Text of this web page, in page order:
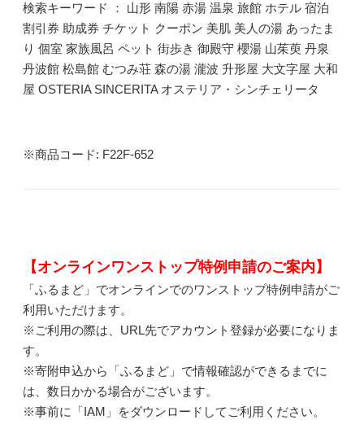
検索キーワード ： 山形 南陽 赤湯 温泉 旅館 ホテル 宿泊
割引券 助成券 チケット クーポン 美肌 美人の湯 あったま
り 個室 家族風呂 ペット 街歩き 御殿守 櫻湯 山茱萸 丹泉
丹波館 松島館 むつみ荘 森の湯 瀧波 升形屋 大文字屋 大和
屋 OSTERIA SINCERITA オステリア・シンチェリータ
※商品コード: F22F-652
【オンラインワンストップ特例申請のご案内】
「ふるまど」でオンラインでのワンストップ特例申請がご
利用いただけます。
※ご利用の際は、URL先でアカウント登録が必要になりま
す。
※寄附申込から「ふるまど」で情報確認ができるまでに
は、数日かかる場合がございます。
※事前に「IAM」をダウンロードしてご利用ください。